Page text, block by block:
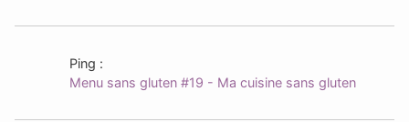
Ping :
Menu sans gluten #19 - Ma cuisine sans gluten